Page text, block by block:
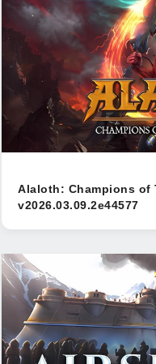
Alaloth: Champions of
v2026.03.09.2e44577